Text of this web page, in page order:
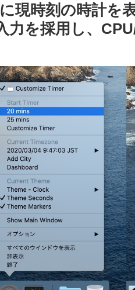
現時刻の時計を
を採用し、